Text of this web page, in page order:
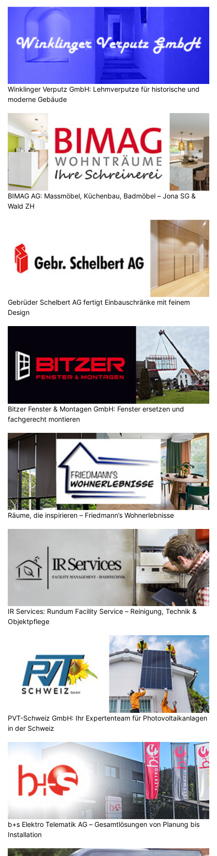
Winklinger Verputz GmbH: Lehmverputze für historische und
moderne Gebäude
BIMAG AG: Massmöbel, Küchenbau, Badmöbel – Jona SG &
Wald ZH
Gebrüder Schelbert AG fertigt Einbauschränke mit feinem
Design
Bitzer Fenster & Montagen GmbH: Fenster ersetzen und
fachgerecht montieren
Räume, die inspirieren – Friedmann’s Wohnerlebnisse
IR Services: Rundum Facility Service – Reinigung, Technik &
Objektpflege
PVT-Schweiz GmbH: Ihr Expertenteam für Photovoltaikanlagen
in der Schweiz
b+s Elektro Telematik AG – Gesamtlösungen von Planung bis
Installation